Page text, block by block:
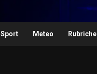
Sport Meteo Rubriche